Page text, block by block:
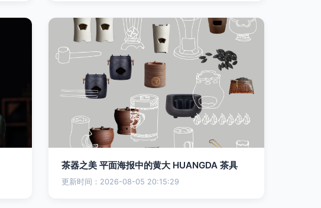
茶器之美 平面海报中的黄大 HUANGDA 茶具
更新时间：2026-08-05 20:15:29